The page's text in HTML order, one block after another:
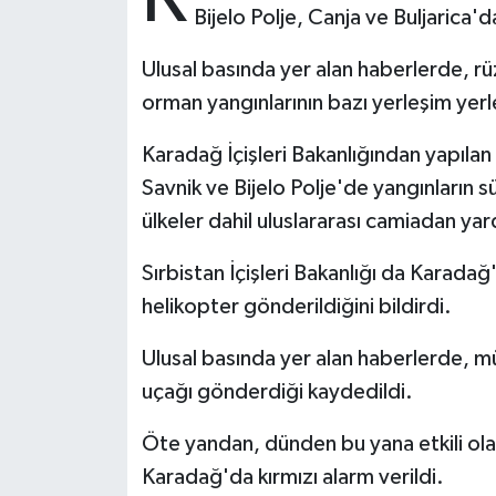
Bijelo Polje, Canja ve
Ulusal basında yer alan haberlerde,
orman yangınlarının bazı yerleşim
Karadağ İçişleri Bakanlığından
Savnik ve Bijelo Polje'de yangınların
ülkeler dahil uluslararası camiadan
Sırbistan İçişleri Bakanlığı da
helikopter gönderildiğini bildirdi.
Ulusal basında yer alan haberlerde,
uçağı gönderdiği kaydedildi.
Öte yandan, dünden bu yana etkili
Karadağ'da kırmızı alarm verildi.
Bolu Müftülüğü
Burdur Müftülüğü
Bursa Müftülüğü
Çanakkale Müftülüğü
Çorum Müftülüğü
Denizli Müftülüğü
Makaleler
Duyurular
Biyografiler
Diyanet TV